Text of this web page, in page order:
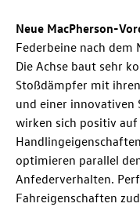
Neue MacPherson-
Federbeine nach dem
Die Achse baut sehr
Stoßdämpfer mit
und einer innovativen
wirken sich positiv
optimieren parallel
Anfederverhalten.
Fahreigenschaften